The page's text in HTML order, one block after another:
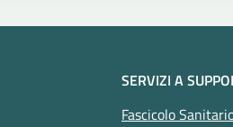
SERVIZI A
Fascicolo